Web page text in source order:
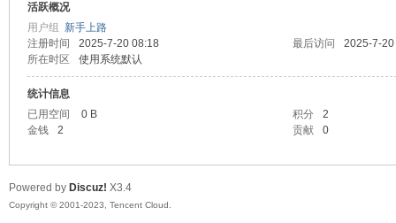
活跃概况
用户组 新手上路
注册时间
2025-7-20 08:18 最后访问
2025-7-
所在时区
使用系统默认
统计信息
已用空间
0 B 积分
2
金钱
2 贡献 0
Powered by Discuz! X3.4
Copyright © 2001-2023, Tencent Cloud.